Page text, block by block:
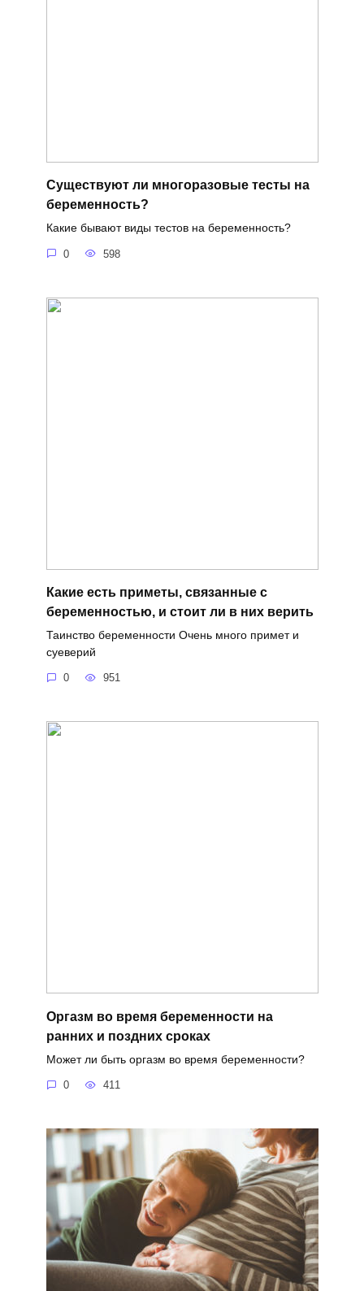
Существуют ли многоразовые тесты на
беременность?
Какие бывают виды тестов на беременность?
0 598
Какие есть приметы, связанные с
беременностью, и стоит ли в них верить
Таинство беременности Очень много примет и
суеверий
0 951
Оргазм во время беременности на
ранних и поздних сроках
Может ли быть оргазм во время беременности?
0 411